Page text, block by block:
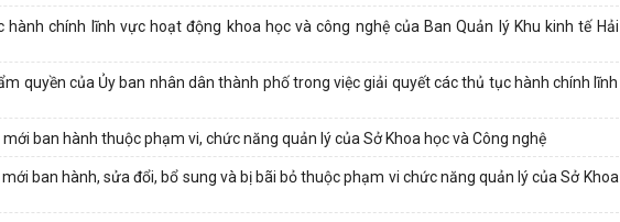
chính lĩnh vực hoạt động khoa học và công nghệ của Ban Quản lý Khu kinh tế Hải
quyền của Ủy ban nhân dân thành phố trong việc giải quyết các thủ tục hành chính lĩnh
ban hành thuộc phạm vi, chức năng quản lý của Sở Khoa học và Công nghệ
ban hành, sửa đổi, bổ sung và bị bãi bỏ thuộc phạm vi chức năng quản lý của Sở Khoa